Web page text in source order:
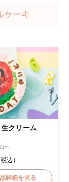
ケーキ
クリーム
〜
税込）
細を見る